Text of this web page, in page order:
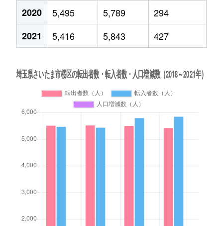
2020
5,495 5,789
294
2021
5,416 5,843 427